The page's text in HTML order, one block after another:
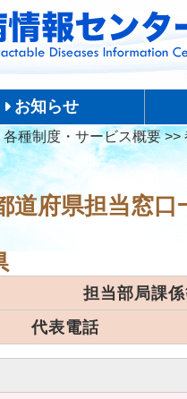
お知らせ
各種制度・サービス概要>>
道府県担当窓口
担当部局課
代表電話